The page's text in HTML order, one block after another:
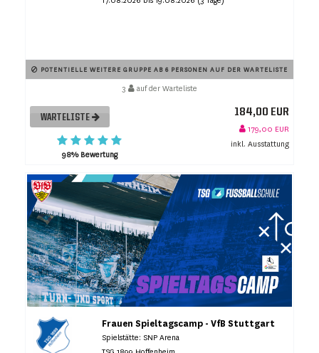
POTENTIELLE WEITERE GRUPPE AB 6 PERSONEN AUF DER WARTELISTE
3 auf der Warteliste
WARTELISTE
98% Bewertung
184,00 EUR
179,00 EUR
inkl. Ausstattung
Frauen Spieltagscamp - VfB Stuttgart
Spielstätte: SNP Arena